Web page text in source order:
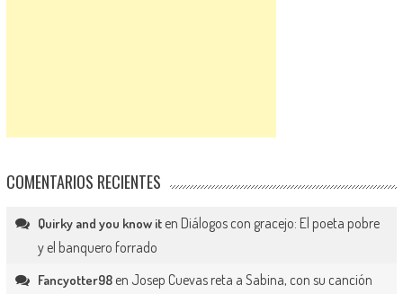
COMENTARIOS RECIENTES
Quirky and you know iten Diálogos con gracejo: El poeta pobre
y el banquero forrado
Fancyotter98en Josep Cuevas reta a Sabina, con su canción